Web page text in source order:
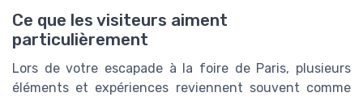
Ce que les visiteurs aiment
particulièrement
Lors de votre escapade à la foire de Paris, plusieurs
éléments et expériences reviennent souvent comme